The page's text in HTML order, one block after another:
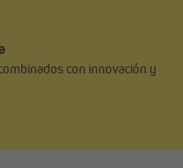
con innovación y